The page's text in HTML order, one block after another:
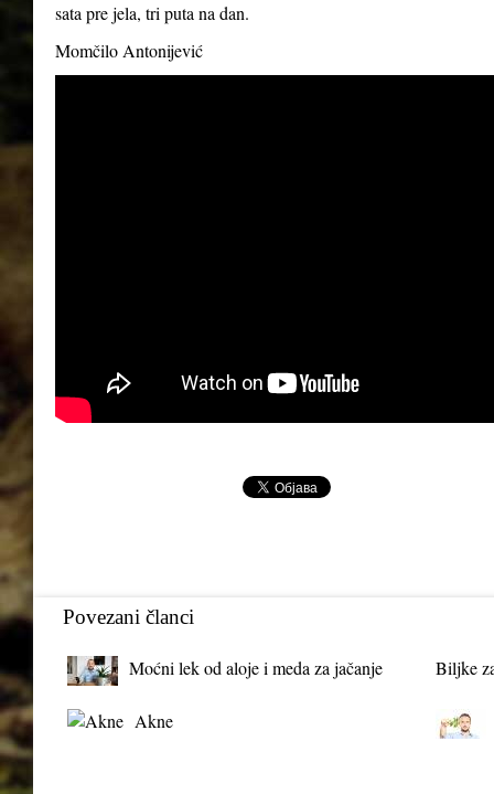
sata pre jela, tri puta na dan.
Momčilo Antonijević
Povezani članci
Moćni lek od aloje i meda za jačanje
Biljke
Akne